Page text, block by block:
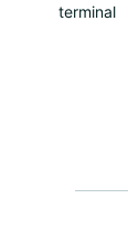
terminal